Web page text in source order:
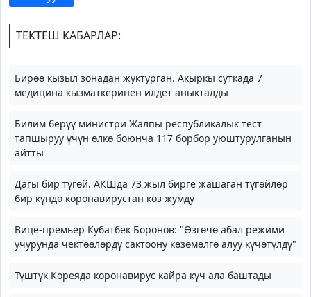
ТЕКТЕШ КАБАРЛАР:
Бирөө кызыл зонадан жуктурган. Акыркы суткада 7
медицина кызматкеринен илдет аныкталды
Билим берүү министри Жалпы республикалык тест
тапшыруу үчүн өлкө боюнча 117 борбор уюштурулганын
айтты
Дагы бир түгөй. АКШда 73 жыл бирге жашаган түгөйлөр
бир күндө коронавирустан көз жумду
Вице-премьер Кубатбек Боронов: "Өзгөчө абал режими
учурунда чектөөлөрдү сактоону көзөмөлгө алуу күчөтүлдү"
Түштүк Кореяда коронавирус кайра күч ала баштады